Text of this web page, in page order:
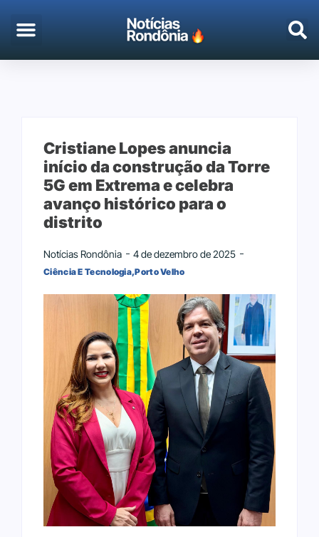
Cristiane Lopes anuncia
início da construção da Torre
5G em Extrema e celebra
avanço histórico para o
distrito
Notícias Rondônia 4 de dezembro de 2025
Ciência E Tecnologia,Porto Velho